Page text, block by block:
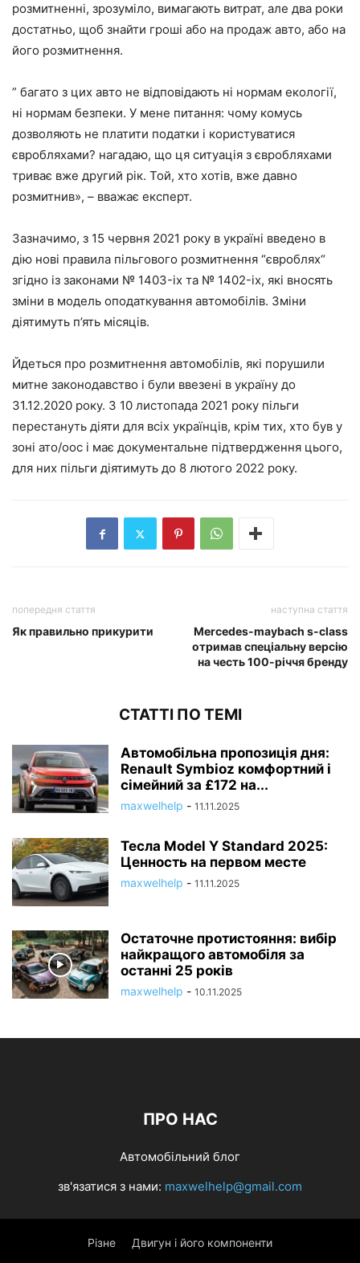
розмитненні, зрозуміло, вимагають витрат, але два роки
достатньо, щоб знайти гроші або на продаж авто, або на
його розмитнення.
” багато з цих авто не відповідають ні нормам екології,
ні нормам безпеки. У мене питання: чому комусь
дозволяють не платити податки і користуватися
євробляхами? нагадаю, що ця ситуація з євробляхами
триває вже другий рік. Той, хто хотів, вже давно
розмитнив», – вважає експерт.
Зазначимо, з 15 червня 2021 року в україні введено в
дію нові правила пільгового розмитнення “євроблях“
згідно із законами № 1403-ix та № 1402-ix, які вносять
зміни в модель оподаткування автомобілів. Зміни
діятимуть п’ять місяців.
Йдеться про розмитнення автомобілів, які порушили
митне законодавство і були ввезені в україну до
31.12.2020 року. З 10 листопада 2021 року пільги
перестануть діяти для всіх українців, крім тих, хто був у
зоні ато/оос і має документальне підтвердження цього,
для них пільги діятимуть до 8 лютого 2022 року.
попередня стаття
Як правильно прикурити
наступна стаття
Mercedes-maybach s-class
отримав спеціальну версію
на честь 100-річчя бренду
СТАТТІ ПО ТЕМІ
Автомобільна пропозиція дня:
Renault Symbioz комфортний і
сімейний за £172 на...
maxwelhelp - 11.11.2025
Тесла Model Y Standard 2025:
Ценность на первом месте
maxwelhelp - 11.11.2025
Остаточне протистояння: вибір
найкращого автомобіля за
останні 25 років
maxwelhelp - 10.11.2025
ПРО НАС
Автомобільний блог
зв'язатися з нами: maxwelhelp@gmail.com
Різне Двигун і його компоненти